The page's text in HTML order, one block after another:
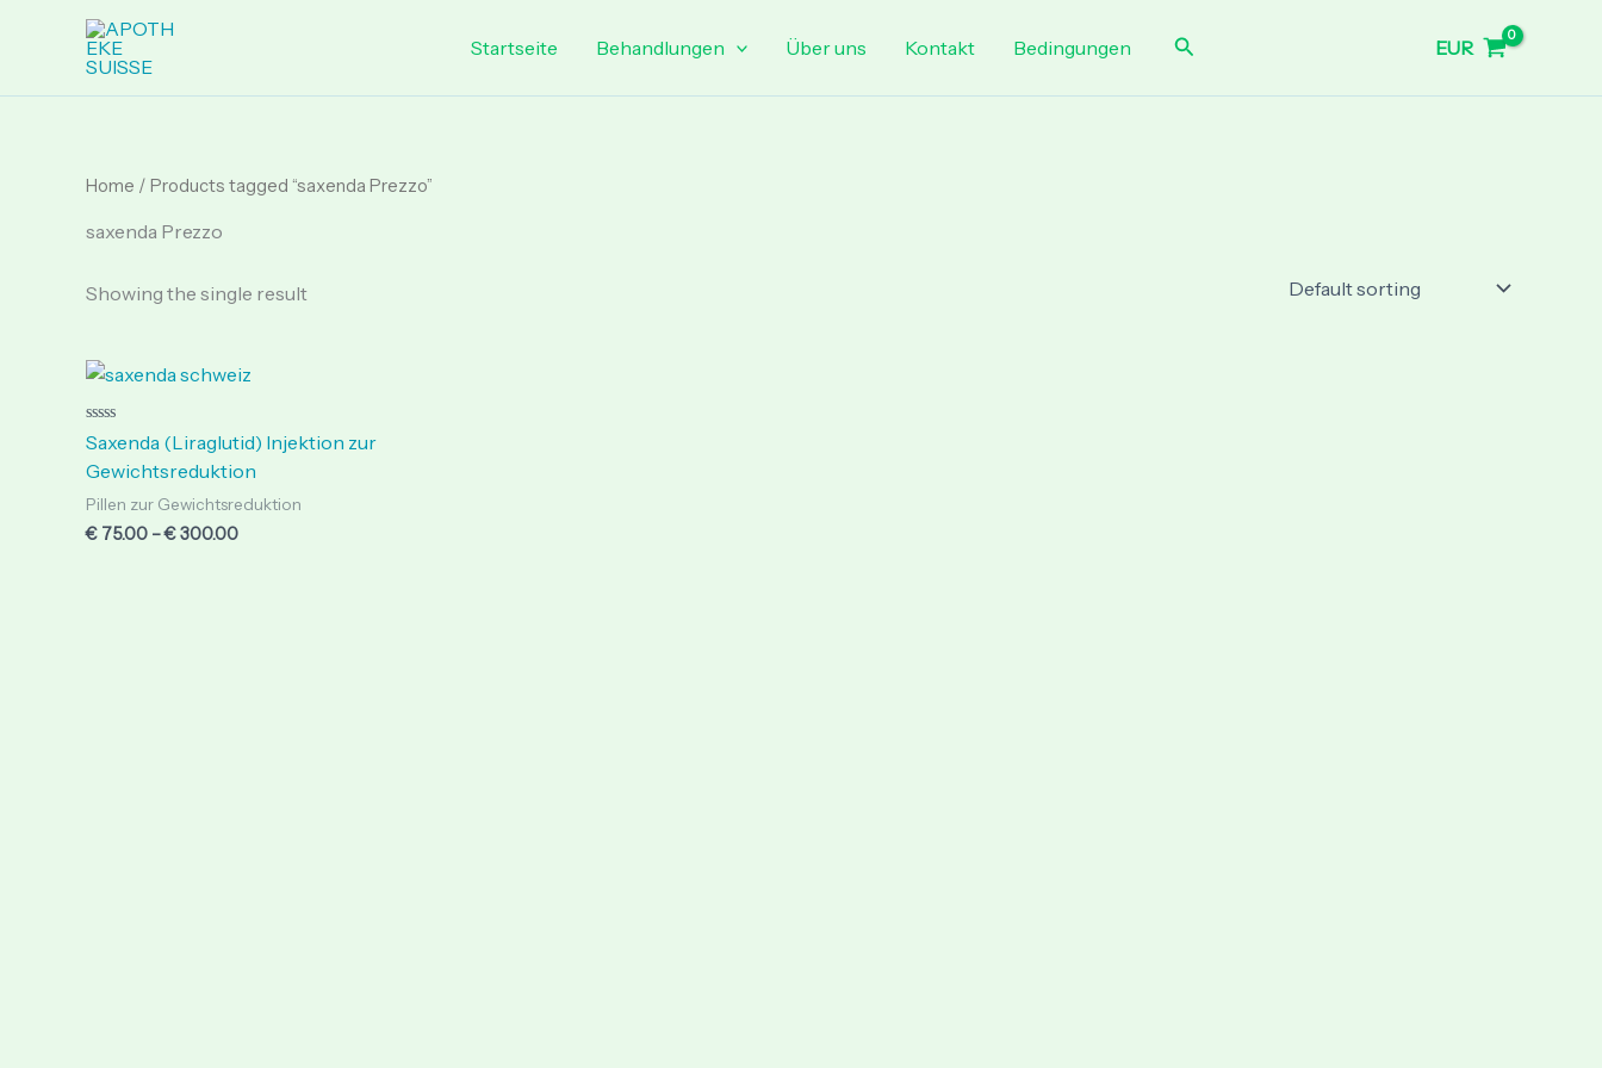
Startseite Behandlungen Über uns Kontakt Bedingungen Search EUR
Home / Products tagged “saxenda Prezzo”
saxenda Prezzo
Showing the single result
Rated
0
out
of
5
Saxenda (Liraglutid) Injektion zur
Gewichtsreduktion
Pillen zur Gewichtsreduktion
€ 75.00 –€300.00
Price
through
€ 300.00